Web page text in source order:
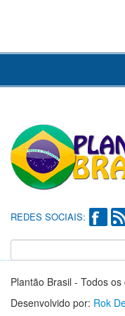
REDES SOCIAIS:
Plantão Brasil - Todos
Desenvolvido por: Rok